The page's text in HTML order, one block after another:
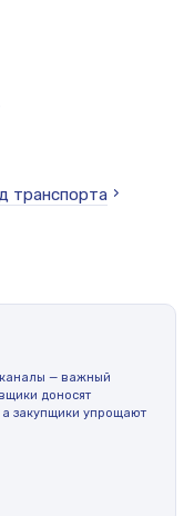
транспорта
— важный
доносят
закупщики упрощают